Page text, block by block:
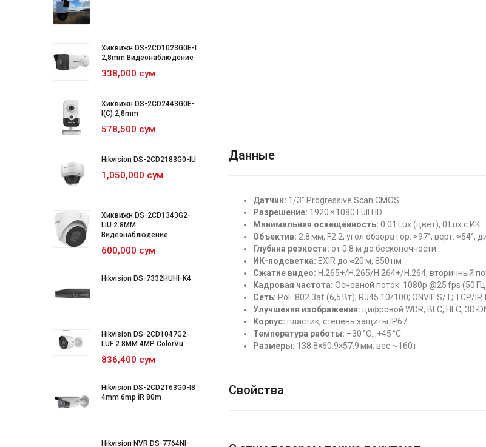
Данные
Датчик: 1/3″ Progressive Scan CMOS
Разрешение: 1920 × 1080 Full HD
Минимальная освещённость: 0.01 Lux (цвет), 0 Lux с ИК
Объектив: 2.8 мм, F2.2, угол обзора гор. ≈97°, верт. ≈54°,
Глубина резкости: от 0.8 м до бесконечности
ИК-подсветка: EXIR до ≈20 м, 850 нм
Сжатие видео: H.265+/H.265/H.264+/H.264; вторичный
Кадровая частота: Основной поток: 1080p @25 fps (50
Сеть: PoE 802.3af (6,5 Вт); RJ45 10/100; ONVIF S/T; TCP/IP,
Улучшения изображения: цифровой WDR, BLC, HLC, 3D-
Корпус: пластик, степень защиты IP67
Температура работы: –30 °C…+45 °C
Размеры: 138.8×60.9×57.9 мм; вес ~160 г
Свойства
Хиквижн DS-2CD1023G0E-I
2,8mm Видеонаблюдение
338,000 сум
Хиквижн DS-2CD2443G0E-
I(C) 2,8mm
578,500 сум
Hikvision DS-2CD2183G0-IU
1,050,000 сум
Хиквижн DS-2CD1343G2-
LIU 2.8MM
Видеонаблюдение
600,000 сум
Hikvision DS-7332HUHI-K4
Hikvision DS-2CD1047G2-
LUF 2.8MM 4MP ColorVu
836,400 сум
Hikvision DS-2CD2T63G0-I8
4mm 6mp İR 80m
Hikvision NVR DS-7764NI-